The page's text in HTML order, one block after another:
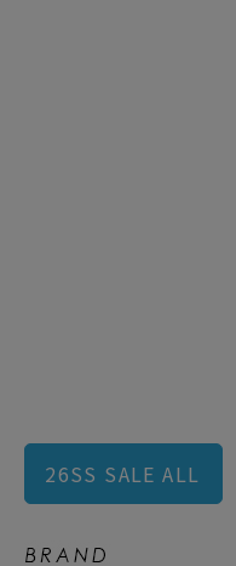
26SS SALE ALL